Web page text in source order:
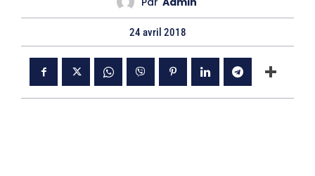
24 avril 2018